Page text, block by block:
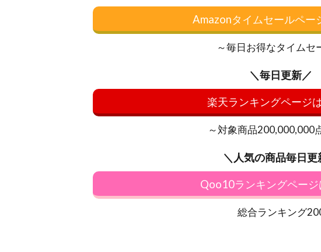
Amazonタイムセールペー
～毎日お得なタイムセ
＼毎日更新／
楽天ランキングページ
～対象商品200,000,000
＼人気の商品毎日更
Qoo10ランキングページ
総合ランキング